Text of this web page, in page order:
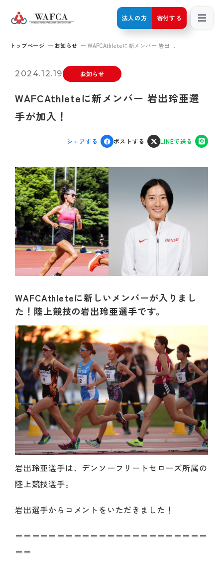
法人の方 寄付する
トップページ お知らせ WAFCAthleteに新メンバー 岩出...
2024.12.19 お知らせ
WAFCAthleteに新メンバー 岩出玲亜選
手が加入！
シェアする ポストする LINEで送る
WAFCAthleteに新しいメンバーが入りまし
た！陸上競技の岩出玲亜選手です。
岩出玲亜選手は、デンソーフリートセローズ所属の
陸上競技選手。
岩出選手からコメントをいただきました！
＝＝＝＝＝＝＝＝＝＝＝＝＝＝＝＝＝＝＝＝＝＝＝
＝＝